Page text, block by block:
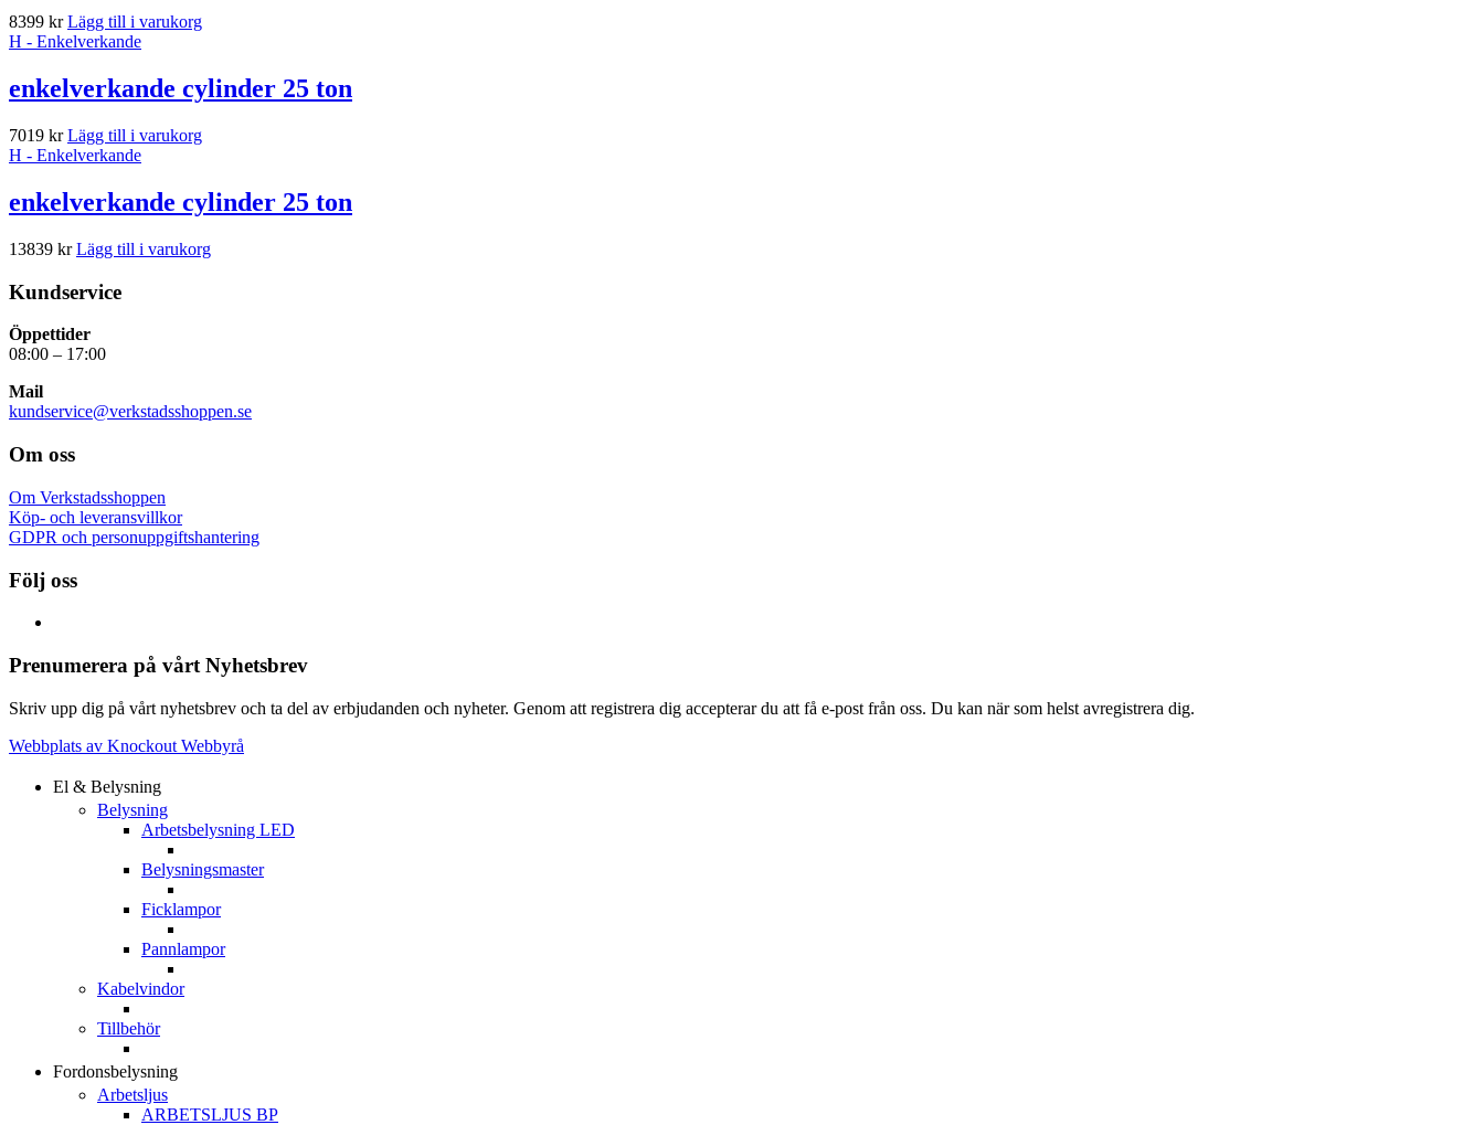
8399 kr Lägg till i varukorg
H - Enkelverkande
enkelverkande cylinder 25 ton
7019 kr Lägg till i varukorg
H - Enkelverkande
enkelverkande cylinder 25 ton
13839 kr Lägg till i varukorg
Kundservice
Öppettider
08:00 – 17:00
Mail
kundservice@verkstadsshoppen.se
Om oss
Om Verkstadsshoppen
Köp- och leveransvillkor
GDPR och personuppgiftshantering
Följ oss
Prenumerera på vårt Nyhetsbrev
Skriv upp dig på vårt nyhetsbrev och ta del av erbjudanden och nyheter. Genom att registrera dig accepterar du att få e-post från oss. Du kan när som helst avregistrera dig.
Webbplats av Knockout Webbyrå
El & Belysning
Belysning
Arbetsbelysning LED
Belysningsmaster
Ficklampor
Pannlampor
Kabelvindor
Tillbehör
Fordonsbelysning
Arbetsljus
ARBETSLJUS BP